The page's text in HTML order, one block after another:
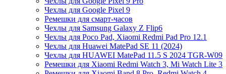
Чехлы для Google Pixel 9
Ремешки для смарт-часов
Чехлы для Samsung Galaxy Z Flip6
Чехлы для Poco Pad, Xiaomi Redmi Pad Pro 12.1
Чехлы для Huawei MatePad SE 11 (2024)
Чехлы для HUAWEI MatePad 11.5 S 2024 TGR-W09
Ремешки для Xiaomi Redmi Watch 3, Mi Watch Lite 3